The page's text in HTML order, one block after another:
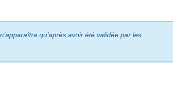
qu’après avoir été validée par les